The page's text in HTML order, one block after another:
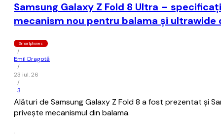
Samsung Galaxy Z Fold 8 Ultra –
mecanism nou pentru balama și ultrawide
Smartphones
/
Emil Dragotă
/
23 iul. 26
/
3
Alături de Samsung Galaxy Z Fold 8 a fost prezentat și
privește mecanismul din balama.